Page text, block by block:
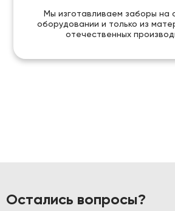
Мы изготавливаем заборы на
оборудовании и только из
отечественных
Остались вопросы?